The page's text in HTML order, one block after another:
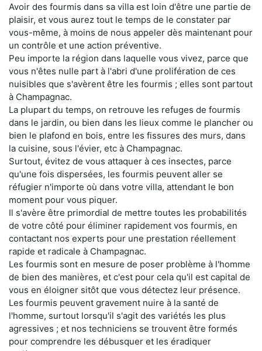
Avoir des fourmis dans sa villa est loin d'être une partie de
plaisir, et vous aurez tout le temps de le constater par
vous-même, à moins de nous appeler dès maintenant pour
un contrôle et une action préventive.
Peu importe la région dans laquelle vous vivez, parce que
vous n'êtes nulle part à l'abri d'une prolifération de ces
nuisibles que s'avèrent être les fourmis ; elles sont partout
à Champagnac.
La plupart du temps, on retrouve les refuges de fourmis
dans le jardin, ou bien dans les lieux comme le plancher ou
bien le plafond en bois, entre les fissures des murs, dans
la cuisine, sous l'évier, etc à Champagnac.
Surtout, évitez de vous attaquer à ces insectes, parce
qu'une fois dispersées, les fourmis peuvent aller se
réfugier n'importe où dans votre villa, attendant le bon
moment pour vous piquer.
Il s'avère être primordial de mettre toutes les probabilités
de votre côté pour éliminer rapidement vos fourmis, en
contactant nos experts pour une prestation réellement
rapide et radicale à Champagnac.
Les fourmis sont en mesure de poser problème à l'homme
de bien des manières, et c'est pour cela qu'il est capital de
vous en éloigner sitôt que vous détectez leur présence.
Les fourmis peuvent gravement nuire à la santé de
l'homme, surtout lorsqu'il s'agit des variétés les plus
agressives ; et nos techniciens se trouvent être formés
pour comprendre les débusquer et les éradiquer